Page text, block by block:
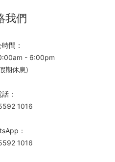
我們
間：
- 6:00pm
期休息)
：
1016
：
1016